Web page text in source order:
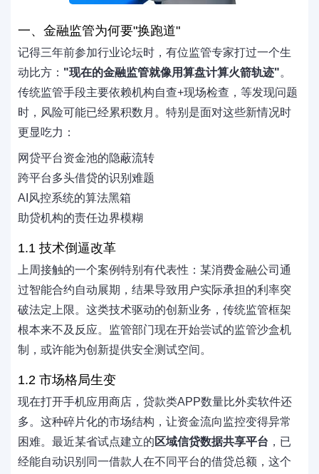
一、金融监管为何要"换跑道"
记得三年前参加行业论坛时，有位监管专家打过一个生
动比方： "现在的金融监管就像用算盘计算火箭轨迹"。
传统监管手段主要依赖机构自查+现场检查，等发现问题
时，风险可能已经累积数月。特别是面对这些新情况时
更显吃力：
网贷平台资金池的隐蔽流转
跨平台多头借贷的识别难题
AI风控系统的算法黑箱
助贷机构的责任边界模糊
1.1 技术倒逼改革
上周接触的一个案例特别有代表性：某消费金融公司通
过智能合约自动展期，结果导致用户实际承担的利率突
破法定上限。这类技术驱动的创新业务，传统监管框架
根本来不及反应。监管部门现在开始尝试的监管沙盒机
制，或许能为创新提供安全测试空间。
1.2 市场格局生变
现在打开手机应用商店，贷款类APP数量比外卖软件还
多。这种碎片化的市场结构，让资金流向监控变得异常
困难。最近某省试点建立的 区域信贷数据共享平台 ，已
经能自动识别同一借款人在不同平台的借贷总额，这个